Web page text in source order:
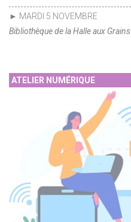
► MARDI 5 NOVEMBRE
Bibliothèque de la Halle aux Grains
ATELIER NUMÉRIQUE